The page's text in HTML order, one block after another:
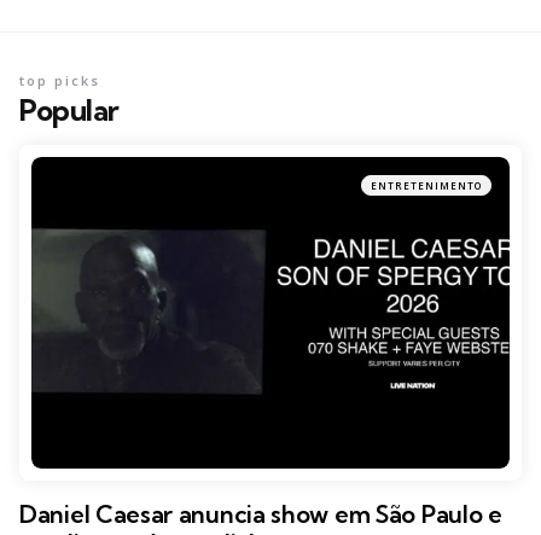
Popular
top picks
ENTRETENIMENTO
Daniel Caesar anuncia show em São Paulo e